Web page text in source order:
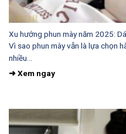
Xu hướng phun mày năm 2025:
Vì sao phun mày vẫn là lựa chọn
nhiều...